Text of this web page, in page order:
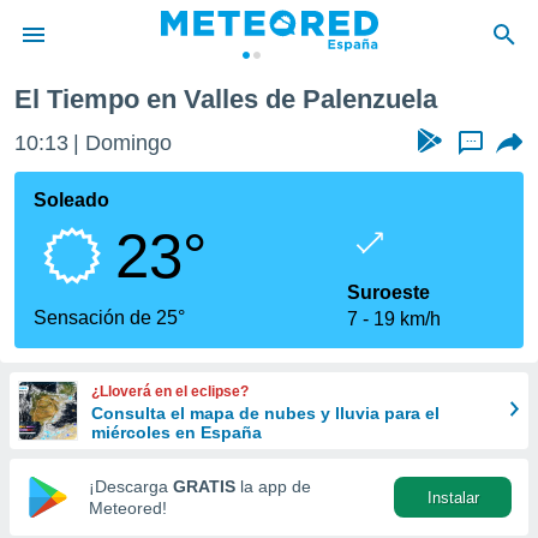
de
por
que se
calidad.
a este
las
y
forma
digital
basada
El Tiempo en Valles de Palenzuela
10:13 Domingo ...
Soleado
23°
Sensación de 25°
Suroeste
7
19 km/h
¿Lloverá en el eclipse?
Consulta el mapa de nubes y lluvia para el
miércoles en España
¡Descarga GRATIS la app de
Meteored!
Instalar